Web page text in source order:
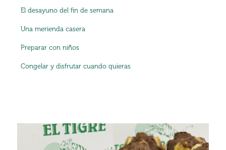
El desayuno del fin de semana
Una merienda casera
Preparar con niños
Congelar y disfrutar cuando quieras